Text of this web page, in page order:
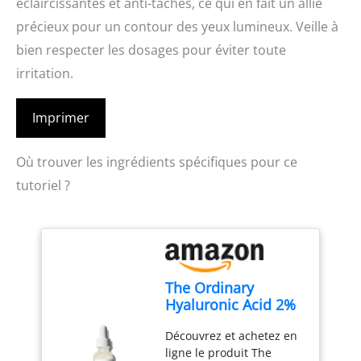
précieux pour un contour des yeux lumineux. Veille à
bien respecter les dosages pour éviter toute
irritation.
Imprimer
Où trouver les ingrédients spécifiques pour ce
tutoriel ?
The Ordinary
Hyaluronic Acid 2%
Ceramides), Multi-
Depth Hydration
Découvrez et achetez en
ligne le produit The